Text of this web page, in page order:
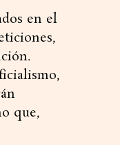
en el
que,